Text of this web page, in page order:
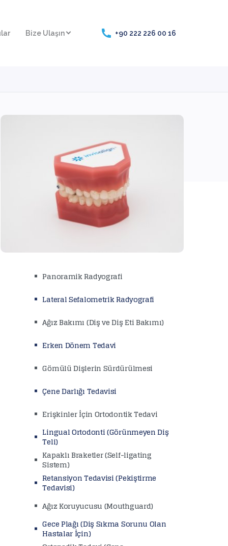
Bize Ulaşın +90 222 226 00 16
Panoramik Radyografi
Lateral Sefalometrik Radyografi
Ağız Bakımı (Diş ve Diş Eti Bakımı)
Erken Dönem Tedavi
Gömülü Dişlerin Sürdürülmesi
Çene Darlığı Tedavisi
Erişkinler İçin Ortodontik Tedavi
Lingual Ortodonti (Görünmeyen Diş
Teli)
Kapaklı Braketler (Self-ligating
Sistem)
Retansiyon Tedavisi (Pekiştirme
Tedavisi)
Ağız Koruyucusu (Mouthguard)
Gece Plağı (Diş Sıkma Sorunu Olan
Hastalar İçin)